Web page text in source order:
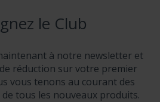
le Club
à notre newsletter et
réduction sur votre premier
vous tenons au courant des
tous les nouveaux produits.